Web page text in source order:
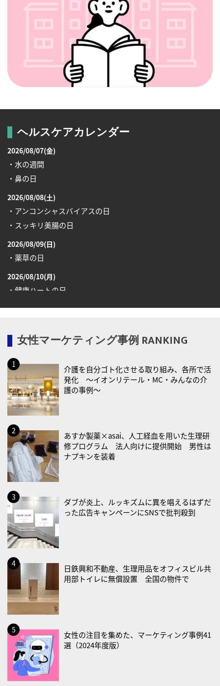
ヘルスケアカレンダー
2026/08/07(金)
・水の週間
・鼻の日
2026/08/08(土)
・アンコンシャスバイアスの日
・スッキリ美腸の日
2026/08/09(日)
・薬草の日
2026/08/10(月)
・健康ハートの日
・育児の日
2026/08/13(木)
・一汁三菜の日
2026/08/17(月)
・減塩の日
・防犯の日
2026/08/19(水)
・世界人道デー
・食育の日
2026/08/21(金)
・治療アプリの日
・献血の日
2026/08/22(土)
・禁煙の日
2026/08/23(日)
・不眠の日
2026/08/25(火)
・いたわり肌の日
2026/08/26(水)
・風呂の日
女性マーケティング事例 RANKING
介護を自分ゴト化させる取り組み、各所で活
発化 〜イオンリテール・MC・みんなの介
護の事例〜
あすか製薬×asai、人工経血を用いた生理研
修プログラム 法人向けに提供開始 男性は
ナプキンを装着
ダブが炎上、ルッキズムに異を唱えるはずだ
った広告キャンペーンにSNSで批判殺到
日鉄興和不動産、生理用品をオフィスビル共
用部トイレに無償設置 全国の物件で
女性の注目を集めた、マーケティング事例41
選（2024年度版）